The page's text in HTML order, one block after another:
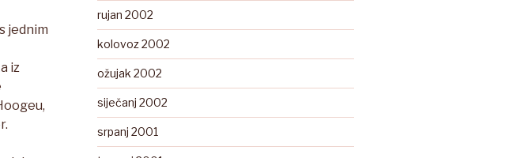
jednim
iz
rujan 2002
kolovoz 2002
ožujak 2002
siječanj 2002
srpanj 2001